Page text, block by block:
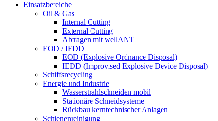
Einsatzbereiche
Oil & Gas
Internal Cutting
External Cutting
Abtragen mit wellANT
EOD / IEDD
EOD (Explosive Ordnance Disposal)
IEDD (Improvised Explosive Device Disposal)
Schiffsrecycling
Energie und Industrie
Wasserstrahlschneiden mobil
Stationäre Schneidsysteme
Rückbau kerntechnischer Anlagen
Schienenreinigung